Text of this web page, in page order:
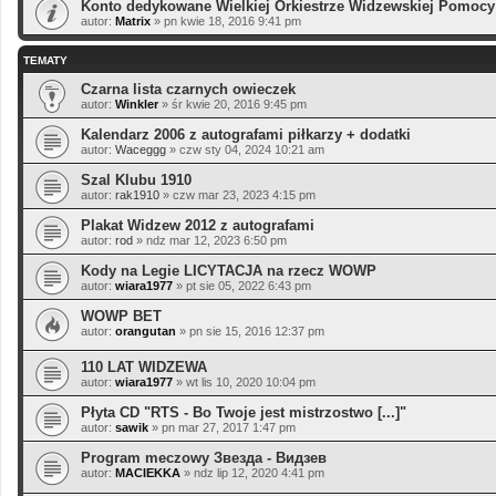
Konto dedykowane Wielkiej Orkiestrze Widzewskiej Pomocy
autor: Matrix » pn kwie 18, 2016 9:41 pm
TEMATY
Czarna lista czarnych owieczek
autor: Winkler » śr kwie 20, 2016 9:45 pm
Kalendarz 2006 z autografami piłkarzy + dodatki
autor: Waceggg » czw sty 04, 2024 10:21 am
Szal Klubu 1910
autor: rak1910 » czw mar 23, 2023 4:15 pm
Plakat Widzew 2012 z autografami
autor: rod » ndz mar 12, 2023 6:50 pm
Kody na Legie LICYTACJA na rzecz WOWP
autor: wiara1977 » pt sie 05, 2022 6:43 pm
WOWP BET
autor: orangutan » pn sie 15, 2016 12:37 pm
110 LAT WIDZEWA
autor: wiara1977 » wt lis 10, 2020 10:04 pm
Płyta CD "RTS - Bo Twoje jest mistrzostwo [...]"
autor: sawik » pn mar 27, 2017 1:47 pm
Program meczowy Звезда - Видзев
autor: MACIEKKA » ndz lip 12, 2020 4:41 pm